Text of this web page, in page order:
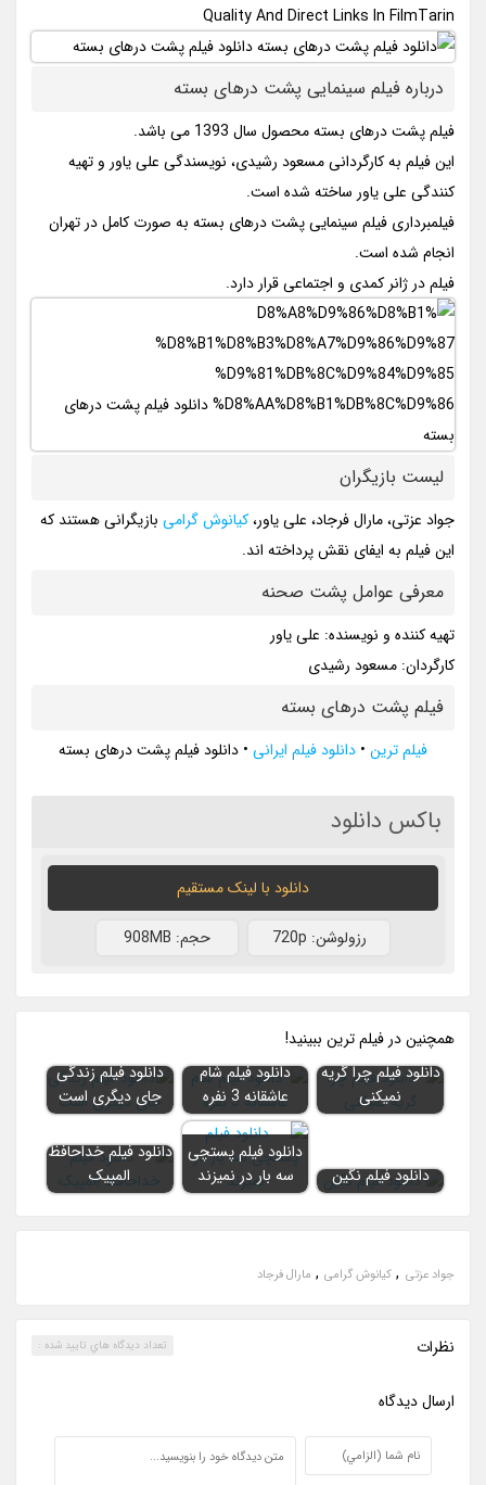
Quality And Direct Links In FilmTarin
درباره فیلم سینمایی پشت درهای بسته
فیلم پشت درهای بسته محصول سال 1393 می باشد.
این فیلم به کارگردانی مسعود رشیدی، نویسندگی علی یاور و تهیه
کنندگی علی یاور ساخته شده است.
فیلمبرداری فیلم سینمایی پشت درهای بسته به صورت کامل در تهران
انجام شده است.
فیلم در ژانر کمدی و اجتماعی قرار دارد.
لیست بازیگران
جواد عزتی، مارال فرجاد، علی یاور،کیانوش گرامی بازیگرانی هستند که
این فیلم به ایفای نقش پرداخته اند.
معرفی عوامل پشت صحنه
تهیه کننده و نویسنده: علی یاور
کارگردان: مسعود رشیدی
فیلم پشت درهای بسته
فیلم ترین • دانلود فیلم ایرانی • دانلود فیلم پشت درهای بسته
باکس دانلود
دانلود با لينک مستقيم
رزولوشن: 720p حجم: 908MB
همچنين در فيلم ترين ببينيد!
دانلود فیلم چرا گریه
نمیکنی
دانلود فیلم شام
عاشقانه 3 نفره
دانلود فیلم زندگی
جای دیگری است
دانلود فیلم نگین
دانلود فیلم پستچی
سه بار در نمیزند
دانلود فیلم خداحافظ
المپیک
جواد عزتی , کیانوش گرامی , مارال فرجاد
نظرات تعداد ديدگاه هاي تاييد شده :
ارسال ديدگاه